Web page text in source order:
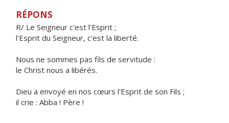
RÉPONS
R/ Le Seigneur c'est l'Esprit ;
l'Esprit du Seigneur, c'est la liberté.
Nous ne sommes pas fils de servitude :
le Christ nous a libérés.
Dieu a envoyé en nos cœurs l'Esprit de son Fils ;
il crie : Abba ! Père !